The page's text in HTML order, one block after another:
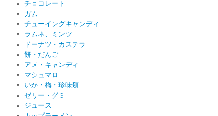
チョコレート
ガム
チューイングキャンディ
ラムネ、ミンツ
ドーナツ・カステラ
餅・だんご
アメ・キャンディ
マシュマロ
いか・梅・珍味類
ゼリー・グミ
ジュース